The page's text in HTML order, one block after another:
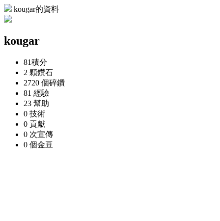
kougar的資料
kougar
81積分
2 顆鑽石
2720 個碎鑽
81 經驗
23 幫助
0 技術
0 貢獻
0 次宣傳
0 個金豆